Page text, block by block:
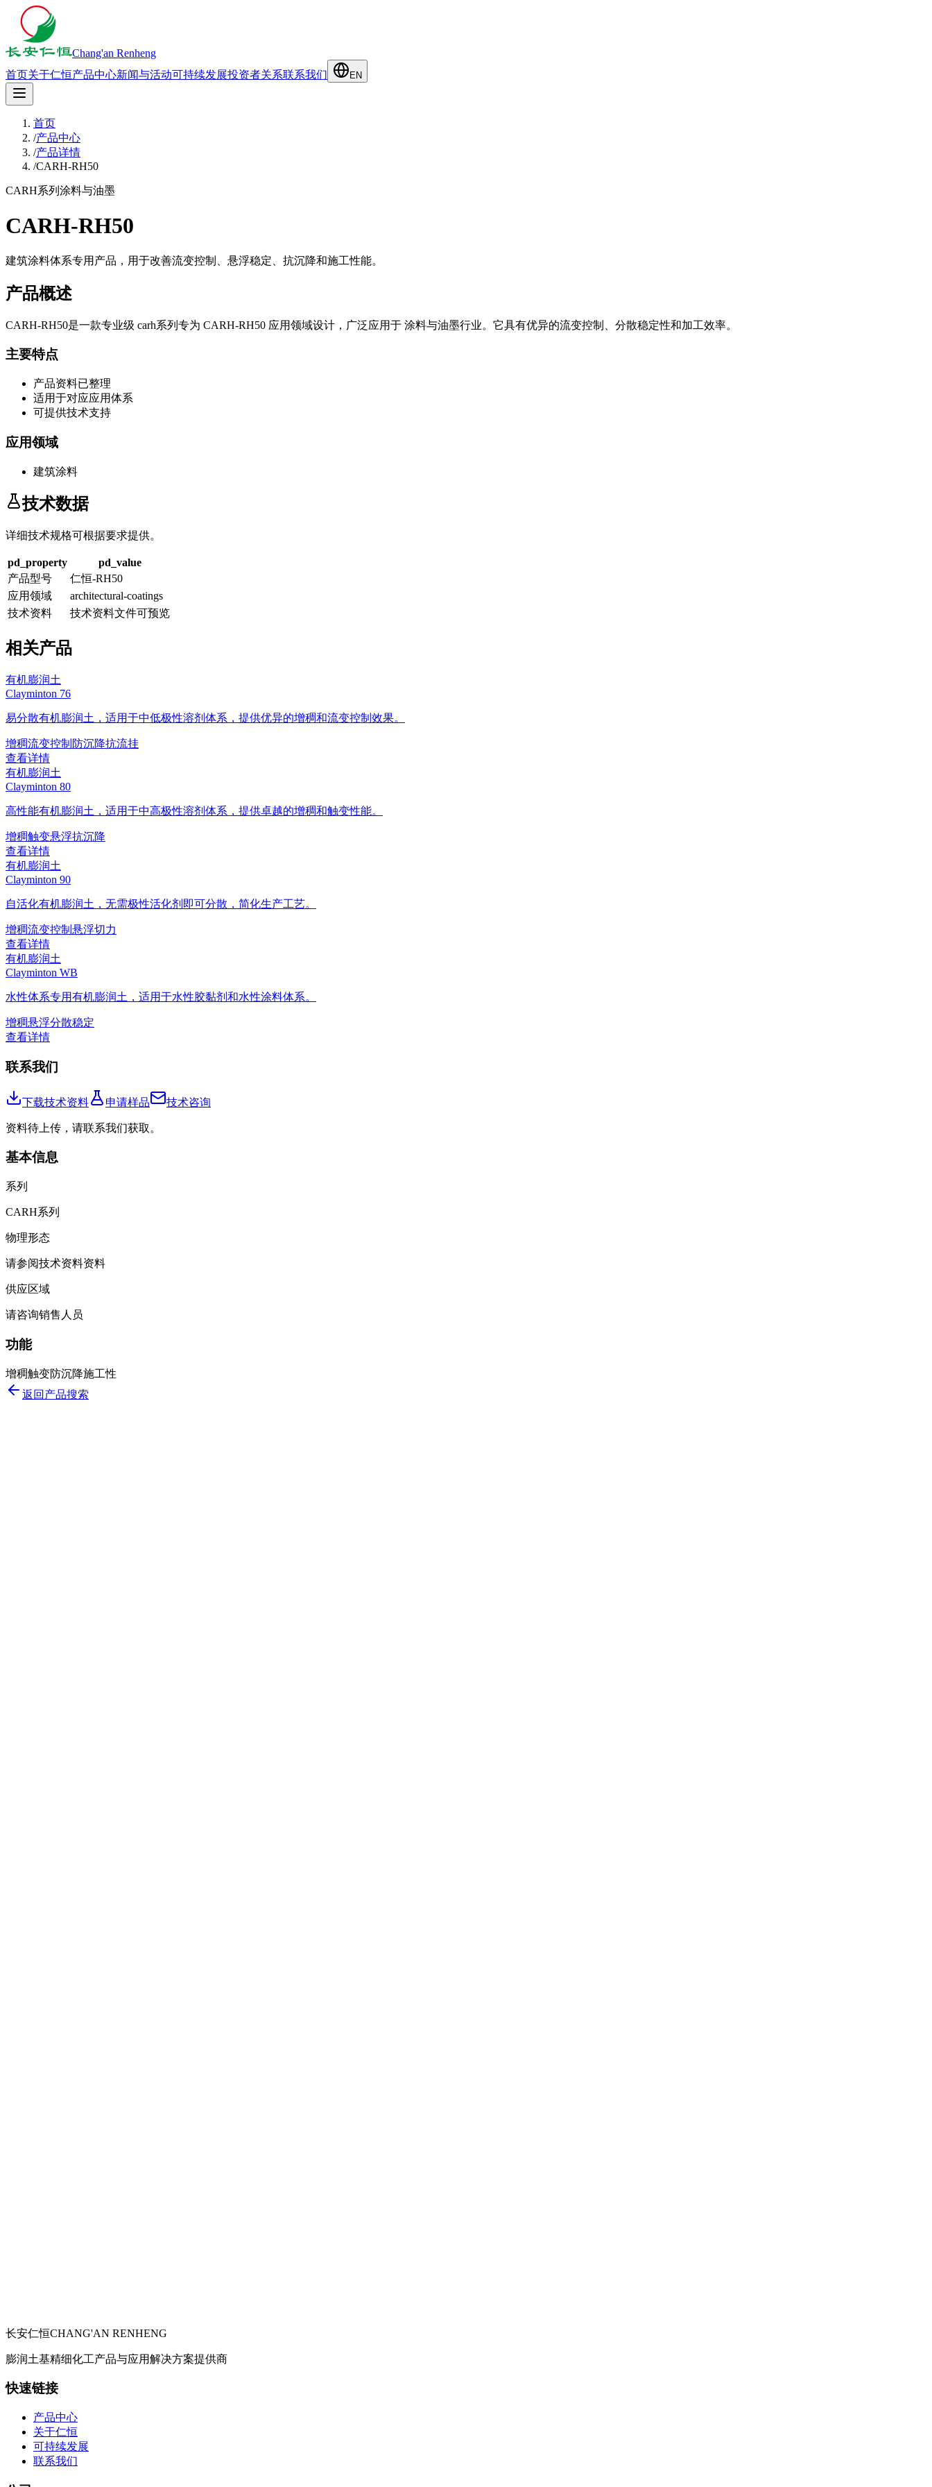
Chang'an Renheng
首页关于仁恒产品中心新闻与活动可持续发展投资者关系联系我们 EN
首页
/产品中心
/产品详情
/CARH-RH50
CARH系列 涂料与油墨
CARH-RH50
建筑涂料体系专用产品，用于改善流变控制、悬浮稳定、抗沉降和施工性能。
产品概述
CARH-RH50是一款专业级 carh系列 专为 CARH-RH50 应用领域设计，广泛应用于 涂料与油墨行业。它具有优异的流变控制、分散稳定性和加工效率。
主要特点
产品资料已整理
适用于对应应用体系
可提供技术支持
应用领域
建筑涂料
技术数据
详细技术规格可根据要求提供。
pd_property
pd_value
产品型号
仁恒-RH50
应用领域
architectural-coatings
技术资料
技术资料文件可预览
相关产品
有机膨润土
Clayminton 76
易分散有机膨润土，适用于中低极性溶剂体系，提供优异的增稠和流变控制效果。
增稠流变控制 防沉降抗流挂
查看详情
有机膨润土
Clayminton 80
高性能有机膨润土，适用于中高极性溶剂体系，提供卓越的增稠和触变性能。
增稠触变悬浮抗沉降
查看详情
有机膨润土
Clayminton 90
自活化有机膨润土，无需极性活化剂即可分散，简化生产工艺。
增稠流变控制 悬浮切力
查看详情
有机膨润土
Clayminton WB
水性体系专用有机膨润土，适用于水性胶黏剂和水性涂料体系。
增稠悬浮分散稳定
查看详情
联系我们
下载技术资料 申请样品 技术咨询
资料待上传，请联系我们获取。
基本信息
系列
CARH系列
物理形态
请参阅技术资料资料
供应区域
请咨询销售人员
功能
增稠触变防沉降施工性
返回产品搜索
长安仁恒CHANG'AN RENHENG
膨润土基精细化工产品与应用解决方案提供商
快速链接
产品中心
关于仁恒
可持续发展
联系我们